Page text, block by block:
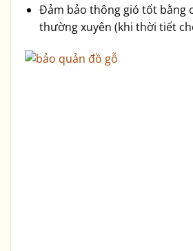
Đảm bảo thông gió tốt bằng
thường xuyên (khi thời tiết